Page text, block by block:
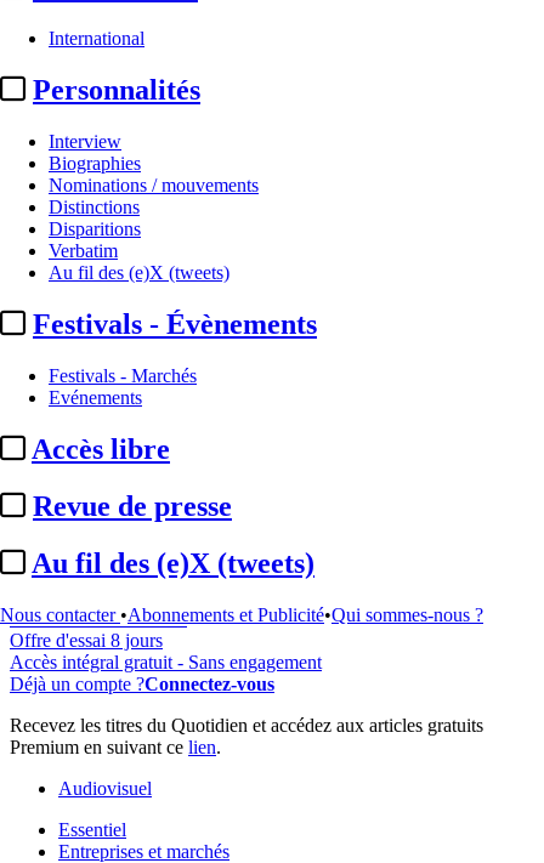
International
Personnalités
Interview
Biographies
Nominations / mouvements
Distinctions
Disparitions
Verbatim
Au fil des (e)X (tweets)
Festivals - Évènements
Festivals - Marchés
Evénements
Accès libre
Revue de presse
Au fil des (e)X (tweets)
Nous contacter •Abonnements et Publicité•Qui sommes-nous ?
Essentiel
Banijay :création de la
division Banijay Sports, sans
s’aventurer sur ...
Actualité n° 292299
Cet article est réservé à nos abonnés
98% reste à lire
Pour accéder à cet article, à l'ensemble du site, découvrez nos
formules d'abonnement.
S'abonner à Satellifacts
Offre d'essai 8 jours
Accès intégral gratuit - Sans engagement
Déjà un compte ?Connectez-vous
Recevez les titres du Quotidien et accédez aux articles gratuits
Premium en suivant ce lien.
Audiovisuel
Essentiel
Entreprises et marchés